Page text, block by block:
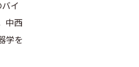
イ
中西
学を